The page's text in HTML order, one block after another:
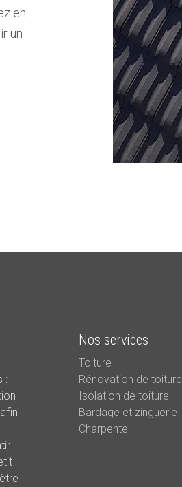
en
un
:
Nos services
Toiture
Rénovation de toiture
Isolation de toiture
Bardage et zinguerie
Charpente